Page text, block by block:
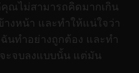
ณไม่สามารถคิดมากเกิน
างหน้า และทําให้แน่ใจว่า
นทําอย่างถูกต้อง และทํา
ะจบลงแบบนั้น แต่มัน